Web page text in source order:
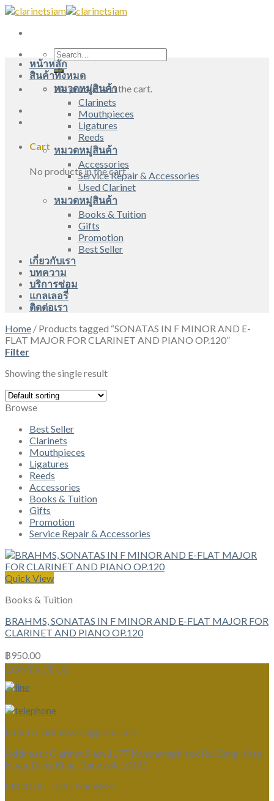
Skip
content
Search
for:
No products in the cart.
Cart
No products in the cart.
หน้าหลัก
สินค้าทั้งหมด
หมวดหมู่สินค้า
Clarinets
Mouthpieces
Ligatures
Reeds
หมวดหมู่สินค้า
Accessories
Service Repair & Accessories
Used Clarinet
หมวดหมู่สินค้า
Books & Tuition
Gifts
Promotion
Best Seller
เกี่ยวกับเรา
บทความ
บริการซ่อม
แกลเลอรี่
ติดต่อเรา
Home / Products tagged “SONATAS IN F MINOR AND E-
FLAT MAJOR FOR CLARINET AND PIANO OP.120”
Filter
Showing the single result
Browse
Best Seller
Clarinets
Mouthpieces
Ligatures
Reeds
Accessories
Books & Tuition
Gifts
Promotion
Service Repair & Accessories
Quick View
Books & Tuition
BRAHMS, SONATAS IN F MINOR AND E-FLAT MAJOR FOR
CLARINET AND PIANO OP.120
฿950.00
CONTACT US
Email : clarinetsiam@gmail.com
Address : Clarinet Siam 1177 Kanchanaphisek Rd, Bang Khae
Nuea, Bang Khae, Bangkok 10160
PRODUCT CATEGORIES